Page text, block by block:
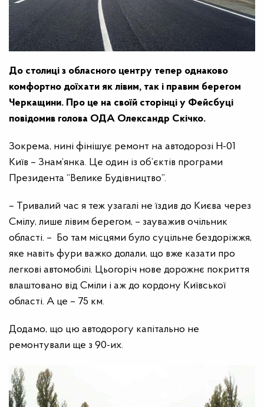
До столиці з обласного центру тепер однаково
комфортно доїхати як лівим, так і правим берегом
Черкащини. Про це на своїй сторінці у Фейсбуці
повідомив голова ОДА Олександр Скічко.
Зокрема, нині фінішує ремонт на автодорозі Н-01
Київ – Знам’янка. Це один із об’єктів програми
Президента “Велике Будівництво”.
– Тривалий час я теж узагалі не їздив до Києва через
Смілу, лише лівим берегом, – зауважив очільник
області. – Бо там місцями було суцільне бездоріжжя,
яке навіть фури важко долали, що вже казати про
легкові автомобілі. Цьогоріч нове дорожнє покриття
влаштовано від Сміли і аж до кордону Київської
області. А це – 75 км.
Додамо, що цю автодорогу капітально не
ремонтували ще з 90-их.